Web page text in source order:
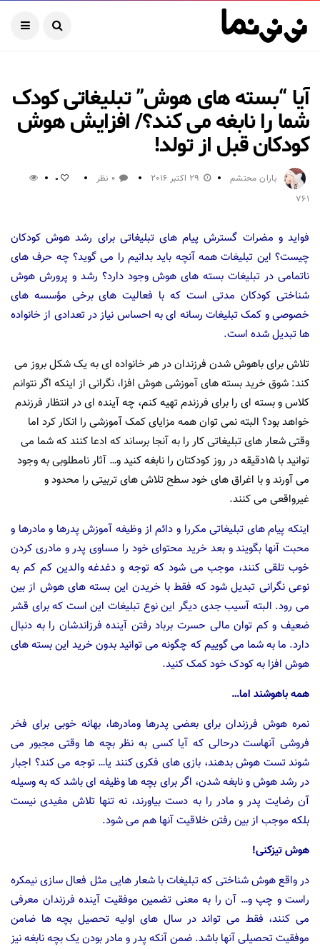
آیا “بسته های هوش” تبلیغاتی کودک
شما را نابغه می کند؟/ افزایش هوش
کودکان قبل از تولد!
باران محتشم 29 اکتبر 2016 0 نظر 0
761
فواید و مضرات گسترش پیام های تبلیغاتی برای رشد هوش کودکان
چیست؟ این تبلیغات همه آنچه باید بدانیم را می گوید؟ چه حرف های
ناتمامی در تبلیغات بسته های هوش وجود دارد؟ رشد و پرورش هوش
شناختی کودکان مدتی است که با فعالیت های برخی مؤسسه های
خصوصی و کمک تبلیغات رسانه ای به احساس نیاز در تعدادی از خانواده
ها تبدیل شده است.
تلاش برای باهوش شدن فرزندان در هر خانواده ای به یک شکل بروز می
کند: شوق خرید بسته های آموزشی هوش افزا، نگرانی از اینکه اگر نتوانم
کلاس و بسته ای را برای فرزندم تهیه کنم، چه آینده ای در انتظار فرزندم
خواهد بود؟ البته نمی توان همه مزایای کمک آموزشی را انکار کرد اما
وقتی شعار های تبلیغاتی کار را به آنجا برساند که ادعا کنند که شما می
توانید با ۱۵دقیقه در روز کودکتان را نابغه کنید و… آثار نامطلوبی به وجود
می آورند و با اغراق های خود سطح تلاش های تربیتی را محدود و
غیرواقعی می کنند.
اینکه پیام های تبلیغاتی مکررا و دائم از وظیفه آموزش پدرها و مادرها و
محبت آنها بگویند و بعد خرید محتوای خود را مساوی پدر و مادری کردن
خوب تلقی کنند، موجب می شود که توجه و دغدغه والدین کم کم به
نوعی نگرانی تبدیل شود که فقط با خریدن این بسته های هوش از بین
می رود. البته آسیب جدی دیگر این نوع تبلیغات این است که برای قشر
ضعیف و کم توان مالی حسرت برباد رفتن آینده فرزاندشان را به دنبال
دارد. ما به شما می گوییم که چگونه می توانید بدون خرید این بسته های
هوش افزا به کودک خود کمک کنید.
همه باهوشند اما…
نمره هوش فرزندان برای بعضی پدرها ومادرها، بهانه خوبی برای فخر
فروشی آنهاست درحالی که آیا کسی به نظر بچه ها وقتی مجبور می
شوند تست هوش بدهند، بازی های فکری کنند یا… توجه می کند؟ اجبار
در رشد هوش و نابغه شدن، اگر برای بچه ها وظیفه ای باشد که به وسیله
آن رضایت پدر و مادر را به دست بیاورند، نه تنها تلاش مفیدی نیست
بلکه موجب از بین رفتن خلاقیت آنها هم می شود.
هوش تیزکنی!
در واقع هوش شناختی که تبلیغات با شعار هایی مثل فعال سازی نیمکره
راست و چپ و… آن را به معنی تضمین موفقیت آینده فرزندان معرفی
می کنند، فقط می تواند در سال های اولیه تحصیل بچه ها ضامن
موفقیت تحصیلی آنها باشد. ضمن آنکه پدر و مادر بودن یک بچه نابغه نیز